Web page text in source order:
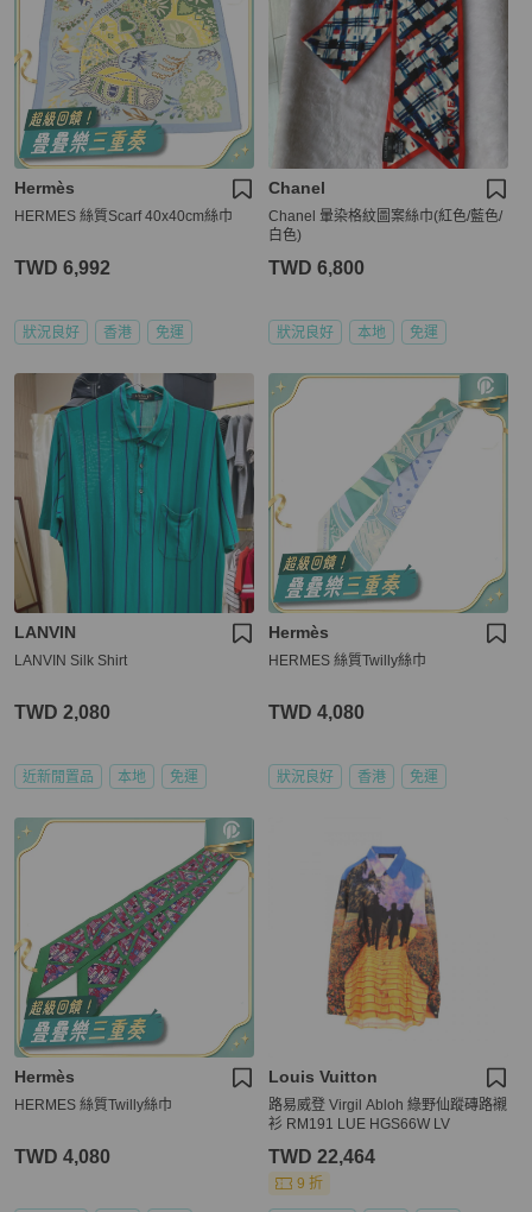
Hermès
HERMES 絲質Scarf 40x40cm絲巾
TWD 6,992
狀況良好 香港 免運
Chanel
Chanel 暈染格紋圖案絲巾(紅色/藍色/
白色)
TWD 6,800
狀況良好 本地 免運
LANVIN
LANVIN Silk Shirt
TWD 2,080
近新閒置品 本地 免運
Hermès
HERMES 絲質Twilly絲巾
TWD 4,080
狀況良好 香港 免運
Hermès
HERMES 絲質Twilly絲巾
TWD 4,080
Louis Vuitton
路易威登 Virgil Abloh 綠野仙蹤磚路襯
衫 RM191 LUE HGS66W LV
TWD 22,464
9 折